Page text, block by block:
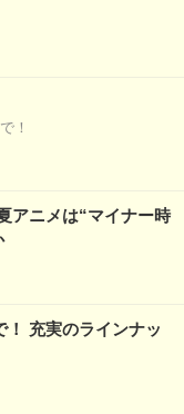
！
アニメは“マイナー時
充実のラインナッ